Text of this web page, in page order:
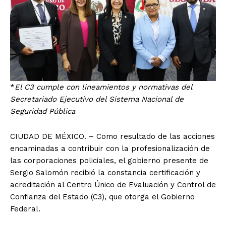
*El C3 cumple con lineamientos y normativas del
Secretariado Ejecutivo del Sistema Nacional de
Seguridad Pública
CIUDAD DE MÉXICO. – Como resultado de las acciones
encaminadas a contribuir con la profesionalización de
las corporaciones policiales, el gobierno presente de
Sergio Salomón recibió la constancia certificación y
acreditación al Centro Único de Evaluación y Control de
Confianza del Estado (C3), que otorga el Gobierno
Federal.